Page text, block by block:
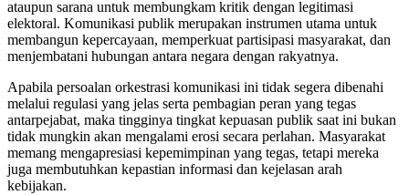
ataupun sarana untuk membungkam kritik dengan legitimasi
elektoral. Komunikasi publik merupakan instrumen utama untuk
membangun kepercayaan, memperkuat partisipasi masyarakat, dan
menjembatani hubungan antara negara dengan rakyatnya.
Apabila persoalan orkestrasi komunikasi ini tidak segera dibenahi
melalui regulasi yang jelas serta pembagian peran yang tegas
antarpejabat, maka tingginya tingkat kepuasan publik saat ini bukan
tidak mungkin akan mengalami erosi secara perlahan. Masyarakat
memang mengapresiasi kepemimpinan yang tegas, tetapi mereka
juga membutuhkan kepastian informasi dan kejelasan arah
kebijakan.